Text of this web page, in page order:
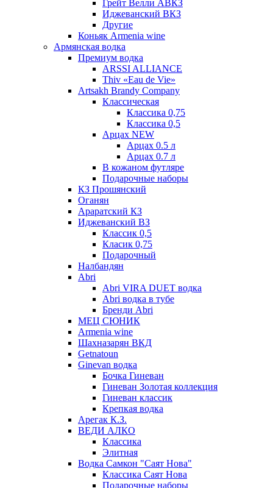
Грейт Велли АВКЗ
Иджеванский ВКЗ
Другие
Коньяк Armenia wine
Армянская водка
Премиум водка
ARSSI ALLIANCE
Thiv «Eau de Vie»
Artsakh Brandy Company
Классическая
Классика 0,75
Классика 0,5
Арцах NEW
Арцах 0.5 л
Арцах 0.7 л
В кожаном футляре
Подарочные наборы
КЗ Прошянский
Оганян
Араратский КЗ
Иджеванский ВЗ
Классик 0,5
Класик 0,75
Подарочный
Налбандян
Abri
Abri VIRA DUET водка
Abri водка в тубе
Бренди Abri
МЕЦ СЮНИК
Armenia wine
Шахназарян ВКД
Getnatoun
Ginevan водка
Бочка Гиневан
Гиневан Золотая коллекция
Гиневан классик
Крепкая водка
Арегак К.З.
ВЕДИ АЛКО
Классика
Элитная
Водка Самкон "Саят Нова"
Классика Саят Нова
Подарочные наборы